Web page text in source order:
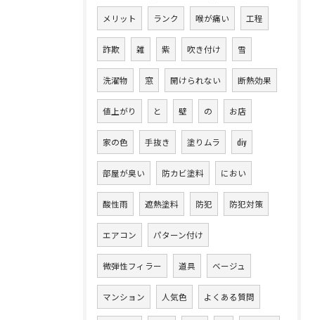
メリット ランク 喉が痛い 工程
詐欺 雑 紫 吹き付け 雪
洗濯物 窓 開けられない 断熱効果
値上がり と 壁 の お店
家の色 手抜き 塗りムラ diy
部屋が臭い 防カビ塗料 におい
酸性雨 遮熱塗料 防犯 防犯対策
エアコン パターン付け
微弾性フィラー 道具 ベージュ
マンション 人気色 よくある質問